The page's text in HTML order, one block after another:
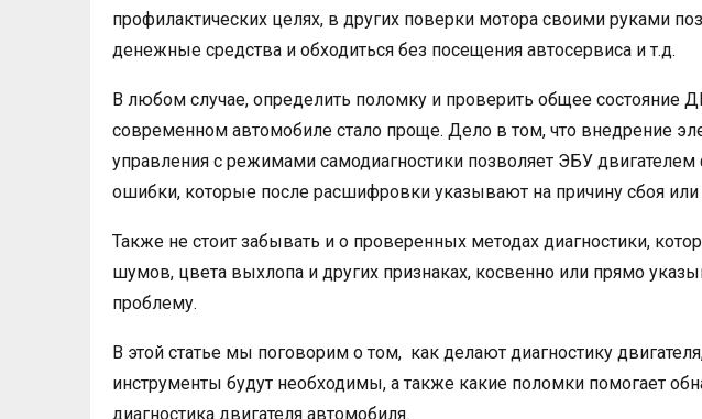
профилактических целях, в других поверки мотора своими руками
денежные средства и обходиться без посещения автосервиса и т.д.
В любом случае, определить поломку и проверить общее состояние
современном автомобиле стало проще. Дело в том, что внедрение
управления с режимами самодиагностики позволяет ЭБУ
ошибки, которые после расшифровки указывают на причину сбоя
Также не стоит забывать и о проверенных методах диагностики,
шумов, цвета выхлопа и других признаках, косвенно или прямо
проблему.
В этой статье мы поговорим о том, как делают диагностику
инструменты будут необходимы, а также какие поломки помогает
диагностика двигателя автомобиля.